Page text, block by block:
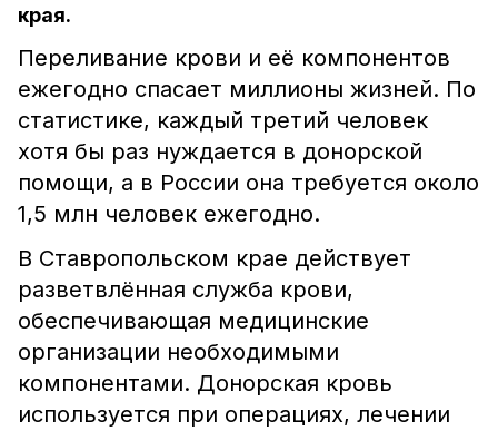
края.
Переливание крови и её компонентов
ежегодно спасает миллионы жизней. По
статистике, каждый третий человек
хотя бы раз нуждается в донорской
помощи, а в России она требуется около
1,5 млн человек ежегодно.
В Ставропольском крае действует
разветвлённая служба крови,
обеспечивающая медицинские
организации необходимыми
компонентами. Донорская кровь
используется при операциях, лечении